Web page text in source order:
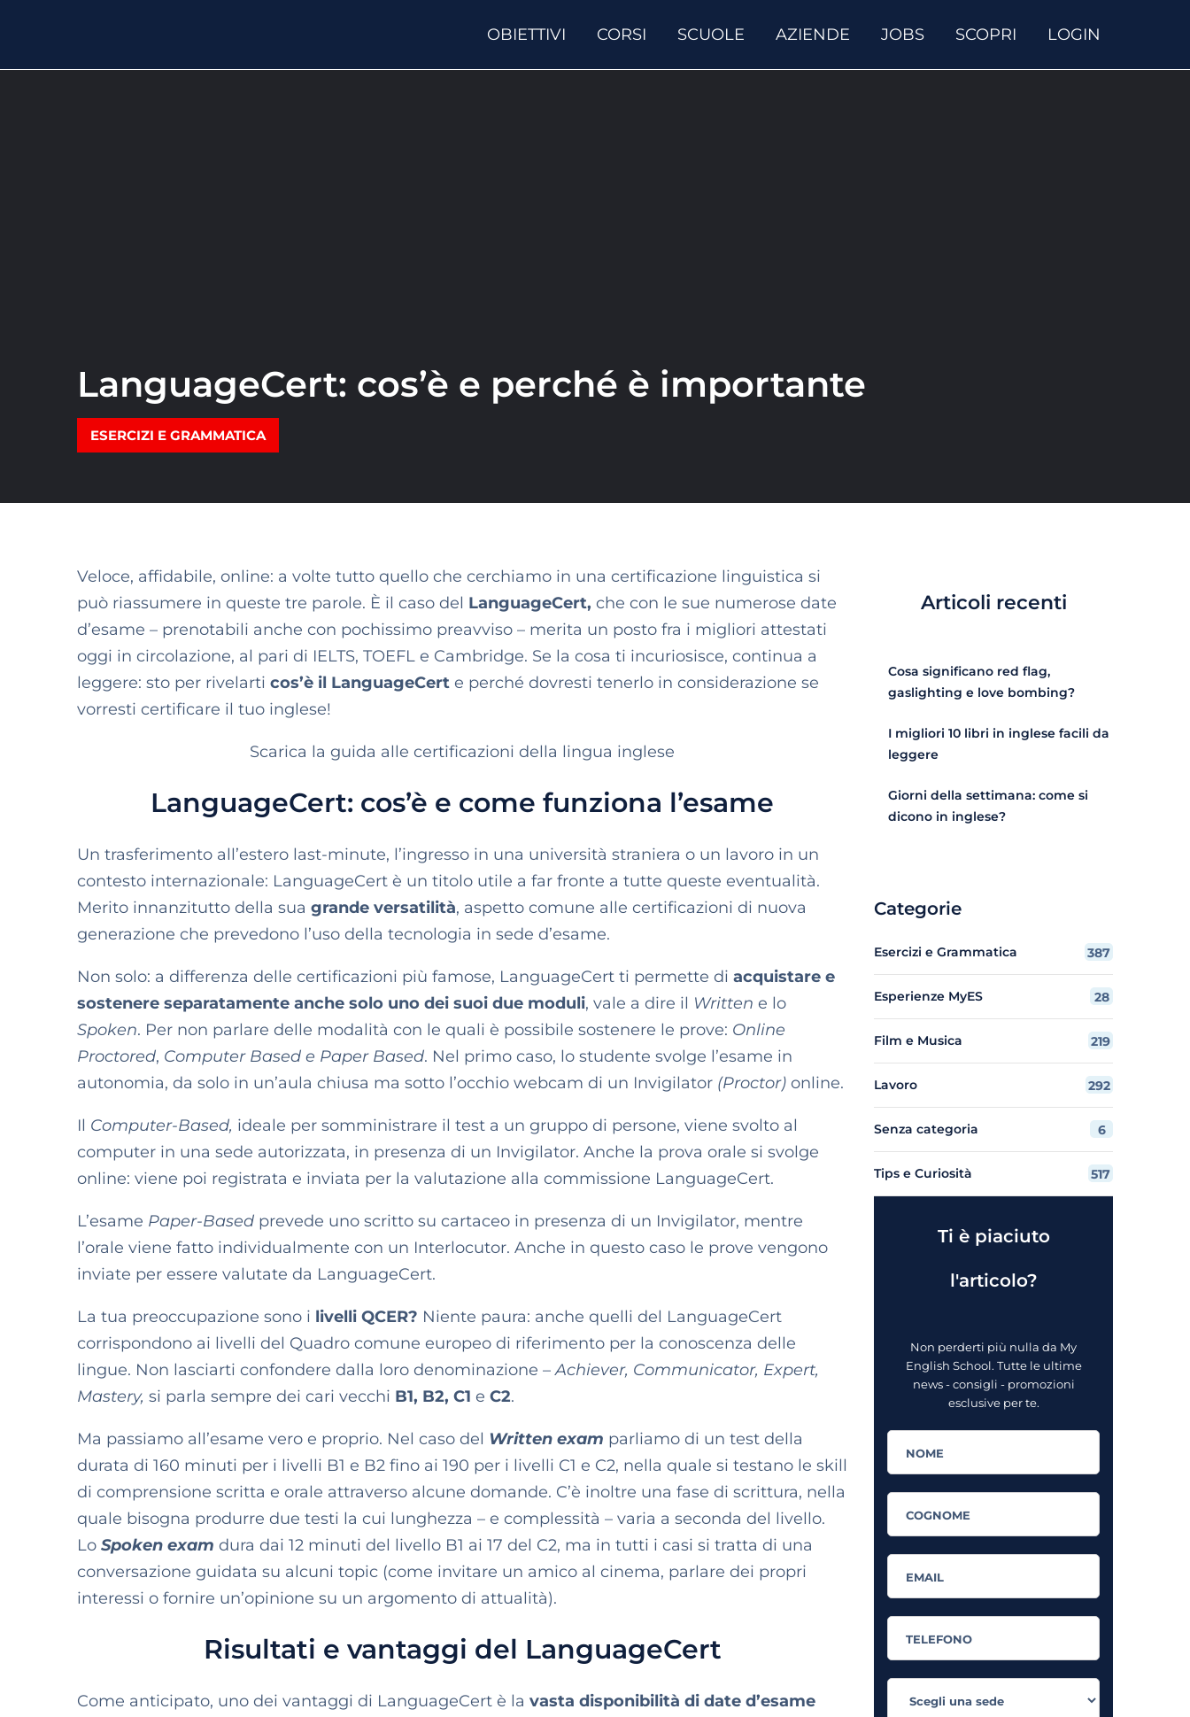
OBIETTIVI CORSI SCUOLE AZIENDE JOBS SCOPRI LOGIN
LanguageCert: cos’è e perché è importante
ESERCIZI E GRAMMATICA
Veloce, affidabile, online: a volte tutto quello che cerchiamo in una certificazione linguistica si
può riassumere in queste tre parole. È il caso del LanguageCert, che con le sue numerose date
d’esame – prenotabili anche con pochissimo preavviso – merita un posto fra i migliori attestati
oggi in circolazione, al pari di IELTS, TOEFL e Cambridge. Se la cosa ti incuriosisce, continua a
leggere: sto per rivelarti cos’è il LanguageCert e perché dovresti tenerlo in considerazione se
vorresti certificare il tuo inglese!
Scarica la guida alle certificazioni della lingua inglese
LanguageCert: cos’è e come funziona l’esame
Un trasferimento all’estero last-minute, l’ingresso in una università straniera o un lavoro in un
contesto internazionale: LanguageCert è un titolo utile a far fronte a tutte queste eventualità.
Merito innanzitutto della sua grande versatilità, aspetto comune alle certificazioni di nuova
generazione che prevedono l’uso della tecnologia in sede d’esame.
Non solo: a differenza delle certificazioni più famose, LanguageCert ti permette di acquistare e
sostenere separatamente anche solo uno dei suoi due moduli, vale a dire il Written e lo
Spoken. Per non parlare delle modalità con le quali è possibile sostenere le prove: Online
Proctored, Computer Based e Paper Based. Nel primo caso, lo studente svolge l’esame in
autonomia, da solo in un’aula chiusa ma sotto l’occhio webcam di un Invigilator (Proctor) online.
Il Computer-Based, ideale per somministrare il test a un gruppo di persone, viene svolto al
computer in una sede autorizzata, in presenza di un Invigilator. Anche la prova orale si svolge
online: viene poi registrata e inviata per la valutazione alla commissione LanguageCert.
L’esame Paper-Based prevede uno scritto su cartaceo in presenza di un Invigilator, mentre
l’orale viene fatto individualmente con un Interlocutor. Anche in questo caso le prove vengono
inviate per essere valutate da LanguageCert.
La tua preoccupazione sono i livelli QCER? Niente paura: anche quelli del LanguageCert
corrispondono ai livelli del Quadro comune europeo di riferimento per la conoscenza delle
lingue. Non lasciarti confondere dalla loro denominazione –Achiever, Communicator, Expert,
Mastery, si parla sempre dei cari vecchi B1, B2, C1 e C2.
Ma passiamo all’esame vero e proprio. Nel caso del Written exam parliamo di un test della
durata di 160 minuti per i livelli B1 e B2 fino ai 190 per i livelli C1 e C2, nella quale si testano le skill
di comprensione scritta e orale attraverso alcune domande. C’è inoltre una fase di scrittura, nella
quale bisogna produrre due testi la cui lunghezza – e complessità – varia a seconda del livello.
Lo Spoken exam dura dai 12 minuti del livello B1 ai 17 del C2, ma in tutti i casi si tratta di una
conversazione guidata su alcuni topic (come invitare un amico al cinema, parlare dei propri
interessi o fornire un’opinione su un argomento di attualità).
Risultati e vantaggi del LanguageCert
Come anticipato, uno dei vantaggi di LanguageCert è la vasta disponibilità di date d’esame
Articoli recenti
Cosa significano red flag,
gaslighting e love bombing?
I migliori 10 libri in inglese facili da
leggere
Giorni della settimana: come si
dicono in inglese?
Categorie
Esercizi e Grammatica 387
Esperienze MyES 28
Film e Musica 219
Lavoro 292
Senza categoria 6
Tips e Curiosità 517
Ti è piaciuto
l'articolo?
Non perderti più nulla da My
English School. Tutte le ultime
news - consigli - promozioni
esclusive per te.